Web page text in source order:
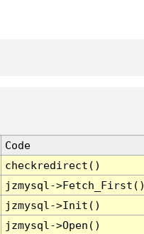
Code
checkredirect()
jzmysql-
jzmysql->Init()
jzmysql->Open()